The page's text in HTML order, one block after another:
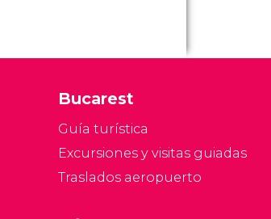
Bucarest
Guía turística
Excursiones y visitas guiadas
Traslados aeropuerto